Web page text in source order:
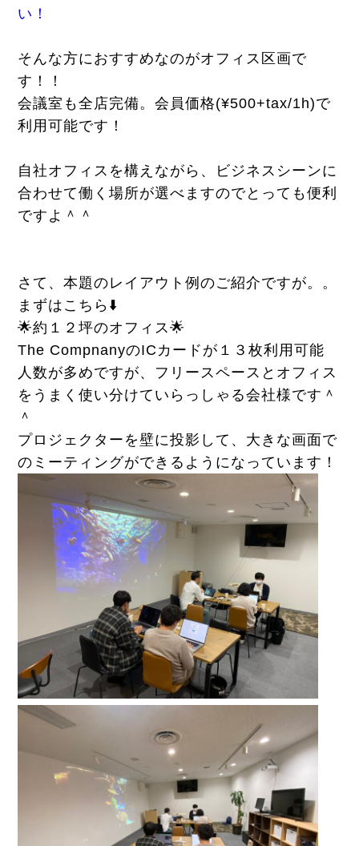
い！
そんな方におすすめなのがオフィス区画で
す！！
会議室も全店完備。会員価格(¥500+tax/1h)で
利用可能です！
自社オフィスを構えながら、ビジネスシーンに
合わせて働く場所が選べますのでとっても便利
ですよ＾＾
さて、本題のレイアウト例のご紹介ですが。。
まずはこちら⬇️
🌟約１２坪のオフィス🌟
The CompnanyのICカードが１３枚利用可能
人数が多めですが、フリースペースとオフィス
をうまく使い分けていらっしゃる会社様です＾
＾
プロジェクターを壁に投影して、大きな画面で
のミーティングができるようになっています！